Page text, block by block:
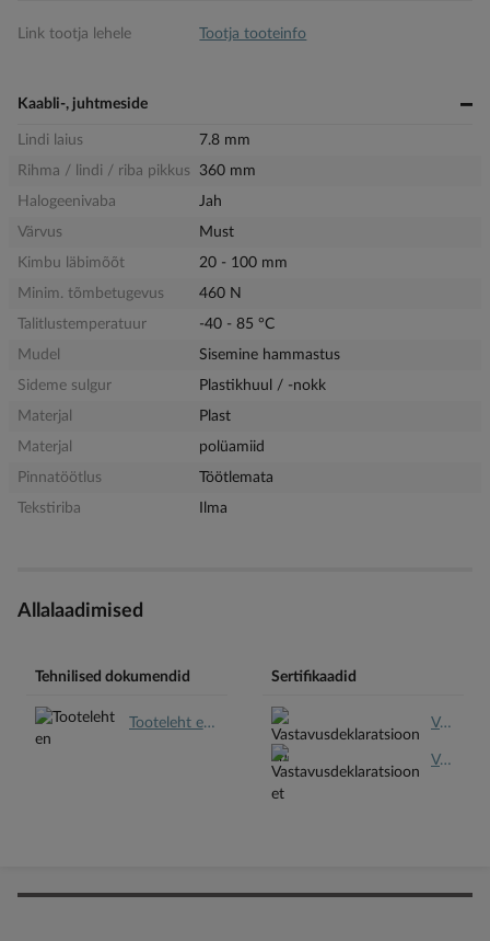
Link tootja lehele Tootja tooteinfo
Kaabli-, juhtmeside
Lindi laius
7.8 mm
Rihma / lindi / riba pikkus
360 mm
Halogeenivaba
Jah
Värvus
Must
Kimbu läbimõõt
20 - 100 mm
Minim. tõmbetugevus
460 N
Talitlustemperatuur
-40 - 85 °C
Mudel
Sisemine hammastus
Sideme sulgur
Plastikhuul / -nokk
Materjal
Plast
Materjal
polüamiid
Pinnatöötlus
Töötlemata
Tekstiriba
Ilma
Allalaadimised
Tehnilised dokumendid
Tooteleht en.pdf
Sertifikaadid
Vastavusdeklaratsioon en.pdf
Vastavusdeklaratsioon et.pdf